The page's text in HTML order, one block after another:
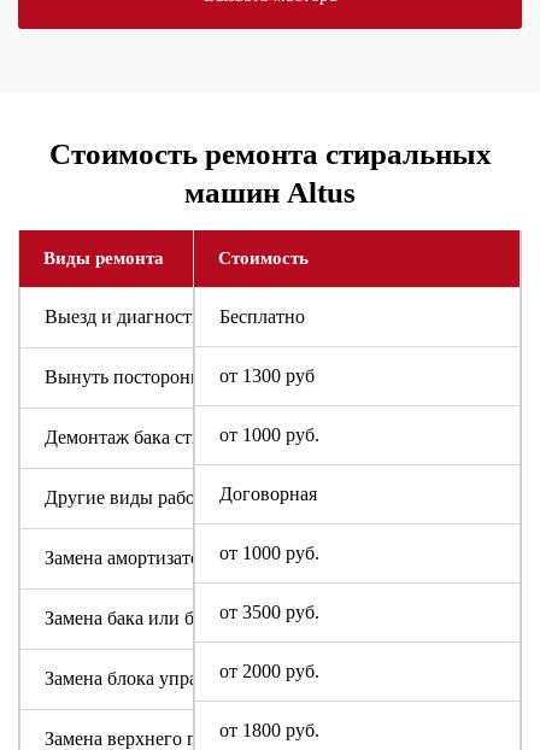
Стоимость ремонта стиральных
машин Altus
Стоимость
Бесплатно
от 1300 руб
от 1000 руб.
Договорная
от 1000 руб.
от 3500 руб.
от 2000 руб.
от 1800 руб.
Виды ремонта
Выезд и диагностика
Вынуть посторонний предмет
Демонтаж бака стиральной машины Altus
Другие виды работ
Замена амортизаторов
Замена бака или барабана
Замена блока управления или индикации
Замена верхнего противовеса